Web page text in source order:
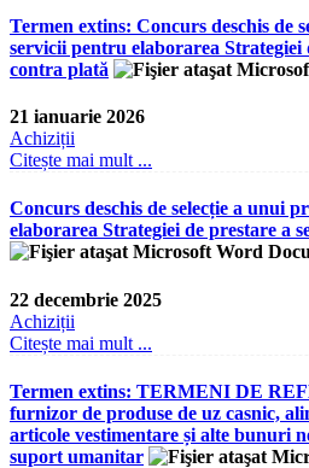
Termen extins: Concurs deschis de
servicii pentru elaborarea Strategiei
contra plată
21 ianuarie 2026
Achiziții
Citește mai mult ...
Concurs deschis de selecție a unui
elaborarea Strategiei de prestare a
22 decembrie 2025
Achiziții
Citește mai mult ...
Termen extins: TERMENI DE
furnizor de produse de uz casnic,
articole vestimentare și alte bunuri
suport umanitar